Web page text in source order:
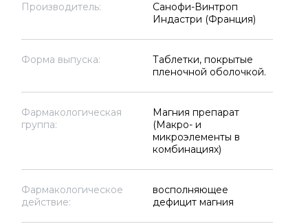
Производитель:
Санофи-Винтроп
Индастри (Франция)
Форма выпуска:
Таблетки, покрытые
пленочной оболочкой.
Фармакологическая
группа:
Магния препарат
(Макро- и
микроэлементы в
комбинациях)
Фармакологическое
действие:
восполняющее
дефицит магния